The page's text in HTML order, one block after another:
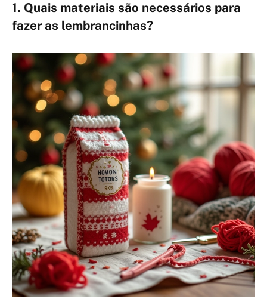
1. Quais materiais são necessários para
fazer as lembrancinhas?